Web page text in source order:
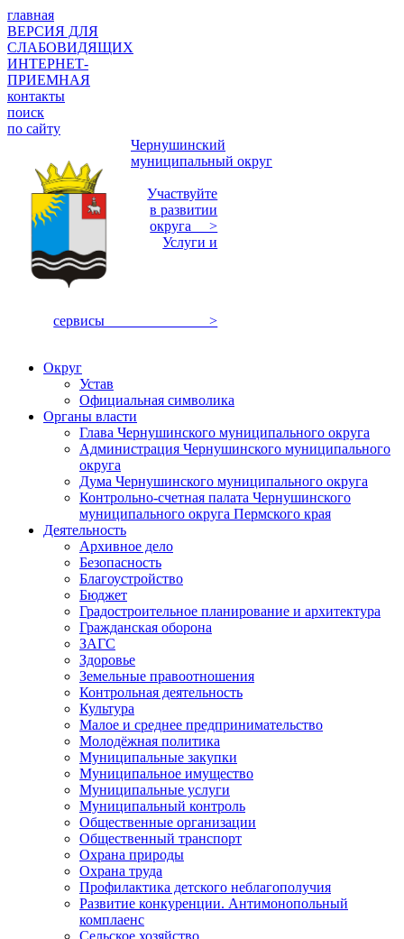
главная
ВЕРСИЯ ДЛЯ
СЛАБОВИДЯЩИХ
ИНТЕРНЕТ-
ПРИЕМНАЯ
контакты
поиск
по сайту
Чернушинский
муниципальный округ
Участвуйте
в развитии
округа >
Услуги и
сервисы >
Округ
Устав
Официальная символика
Органы власти
Глава Чернушинского муниципального округа
Администрация Чернушинского муниципального
округа
Дума Чернушинского муниципального округа
Контрольно-счетная палата Чернушинского
муниципального округа Пермского края
Деятельность
Архивное дело
Безопасность
Благоустройство
Бюджет
Градостроительное планирование и архитектура
Гражданская оборона
ЗАГС
Здоровье
Земельные правоотношения
Контрольная деятельность
Культура
Малое и среднее предпринимательство
Молодёжная политика
Муниципальные закупки
Муниципальное имущество
Муниципальные услуги
Муниципальный контроль
Общественные организации
Общественный транспорт
Охрана природы
Охрана труда
Профилактика детского неблагополучия
Развитие конкуренции. Антимонопольный
комплаенс
Сельское хозяйство